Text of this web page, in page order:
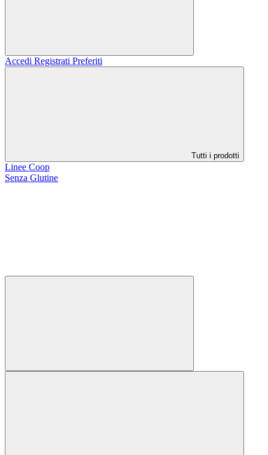
Accedi Registrati Preferiti
Tutti i prodotti
Linee Coop
Senza Glutine